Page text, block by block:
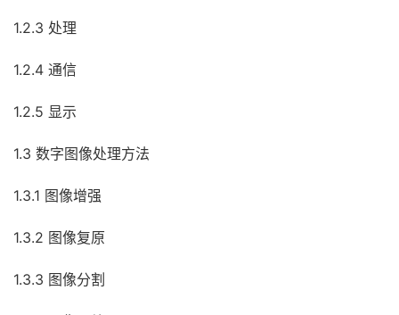
1.2.3 处理
1.2.4 通信
1.2.5 显示
1.3 数字图像处理方法
1.3.1 图像增强
1.3.2 图像复原
1.3.3 图像分割